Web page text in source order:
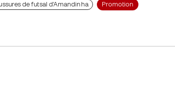
de futsal d'Amandinha Promotion